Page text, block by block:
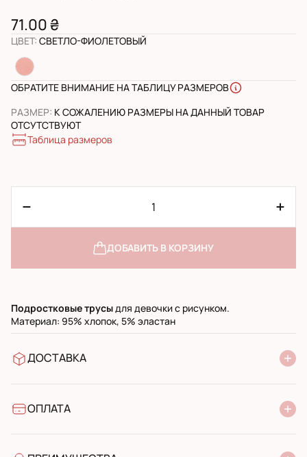
71.00 ₴
ЦВЕТ: СВЕТЛО-ФИОЛЕТОВЫЙ
ОБРАТИТЕ ВНИМАНИЕ НА ТАБЛИЦУ РАЗМЕРОВ
РАЗМЕР: К СОЖАЛЕНИЮ РАЗМЕРЫ НА ДАННЫЙ ТОВАР
ОТСУТСТВУЮТ
Таблица размеров
ДОБАВИТЬ В КОРЗИНУ
Подростковыетрусыдля девочки с рисунком.
Материал: 95% хлопок, 5% эластан
ДОСТАВКА
УкрПочта стандарт
ОПЛАТА
Банковский перевод